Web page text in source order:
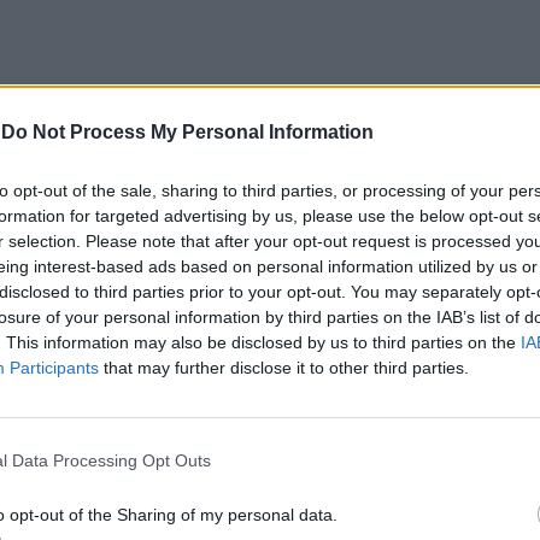
Do Not Process My Personal Information
opt-out of the sale, sharing to third parties, or processing of your
for targeted advertising by us, please use the below opt-out
selection. Please note that after your opt-out request is processed
interest-based ads based on personal information utilized by us
to third parties prior to your opt-out. You may separately
of your personal information by third parties on the IAB’s list of
This information may also be disclosed by us to third parties on the
Participants that may further disclose it to other third parties.
Data Processing Opt Outs
opt-out of the Sharing of my personal data.
por tráfico de drogas cidadãos romenos
PARA COMENTAR